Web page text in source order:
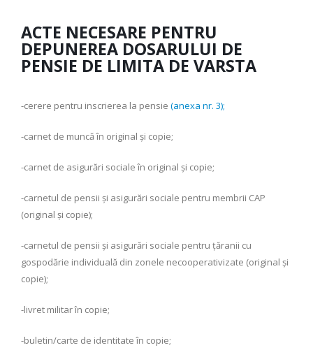
ACTE NECESARE PENTRU
DEPUNEREA DOSARULUI DE
PENSIE DE LIMITA DE VARSTA
-cerere pentru inscrierea la pensie (anexa nr. 3);
-carnet de muncă în original şi copie;
-carnet de asigurări sociale în original şi copie;
-carnetul de pensii şi asigurări sociale pentru membrii CAP
(original şi copie);
-carnetul de pensii şi asigurări sociale pentru ţăranii cu
gospodărie individuală din zonele necooperativizate (original şi
copie);
-livret militar în copie;
-buletin/carte de identitate în copie;